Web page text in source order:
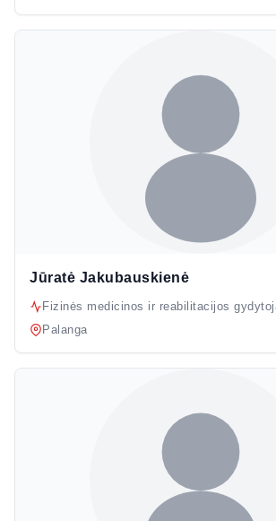
Jūratė Jakubauskienė
Fizinės medicinos ir reabilitacijos
Palanga